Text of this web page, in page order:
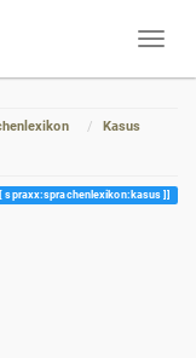
Kasus
spraxx:sprachenlexikon:kasus